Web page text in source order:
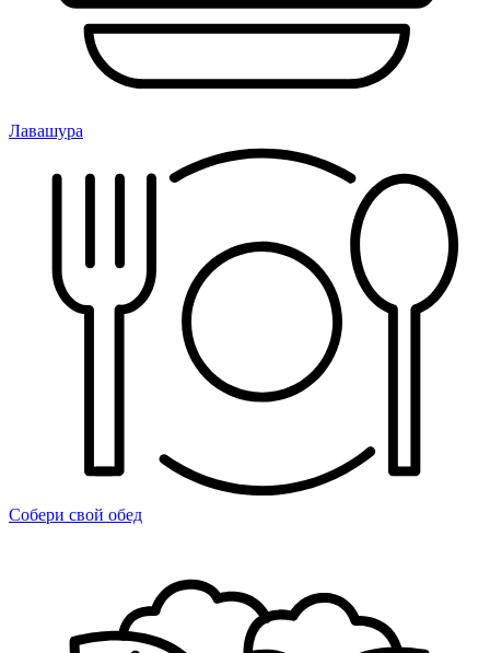
Лавашура
Собери свой обед